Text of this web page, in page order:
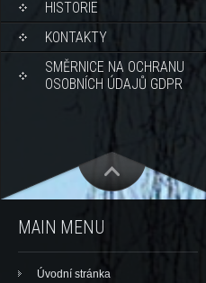
HISTORIE
KONTAKTY
SMĚRNICE NA OCHRANU
OSOBNÍCH ÚDAJŮ GDPR
MAIN MENU
Úvodní stránka